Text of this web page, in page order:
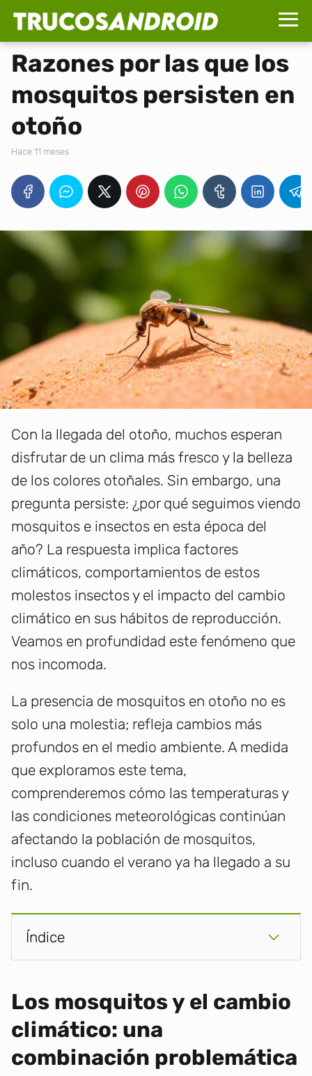
Razones por las que los
mosquitos persisten en
otoño
hace 11 meses
Con la llegada del otoño, muchos esperan
disfrutar de un clima más fresco y la belleza
de los colores otoñales. Sin embargo, una
pregunta persiste: ¿por qué seguimos viendo
mosquitos e insectos en esta época del
año? La respuesta implica factores
climáticos, comportamientos de estos
molestos insectos y el impacto del cambio
climático en sus hábitos de reproducción.
Veamos en profundidad este fenómeno que
nos incomoda.
La presencia de mosquitos en otoño no es
solo una molestia; refleja cambios más
profundos en el medio ambiente. A medida
que exploramos este tema,
comprenderemos cómo las temperaturas y
las condiciones meteorológicas continúan
afectando la población de mosquitos,
incluso cuando el verano ya ha llegado a su
fin.
Índice
Los mosquitos y el cambio
climático: una
combinación problemática